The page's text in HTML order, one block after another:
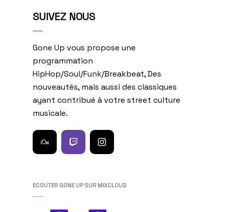
SUIVEZ NOUS
Gone Up vous propose une
programmation
HipHop/Soul/Funk/Breakbeat, Des
nouveautés, mais aussi des classiques
ayant contribué à votre street culture
musicale.
ECOUTER GONE UP SUR MIXCLOUD